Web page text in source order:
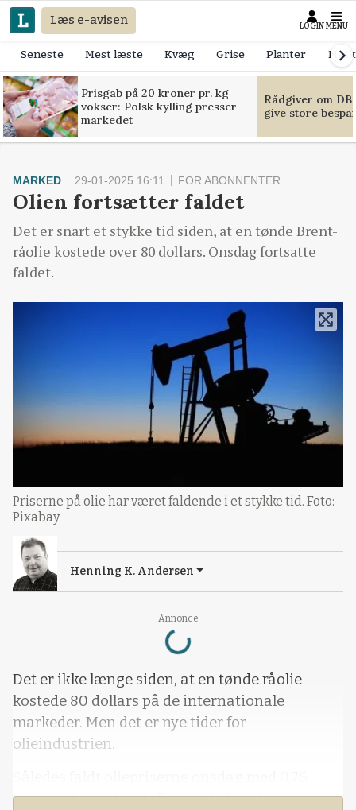
Læs e-avisen LOGIN MENU
Seneste Mest læste Kvæg Grise Planter
Prisgab på 20 kroner pr. kg
vokser: Polsk kylling presser
markedet
Rådgiver om
give store
Annonce
Loading...
MARKED 29-01-2025 16:11 FOR ABONNENTER
Olien fortsætter faldet
Det er snart et stykke tid siden, at en tønde Brent-
råolie kostede over 80 dollars. Onsdag fortsatte
faldet.
Priserne på olie har været faldende i et stykke tid. Foto:
Pixabay
Henning K. Andersen
Det er ikke længe siden, at en tønde råolie
kostede 80 dollars på de internationale
markeder. Men det er nye tider for
olieindustrien.
procent for en tønde Brent-råolie, så prisen